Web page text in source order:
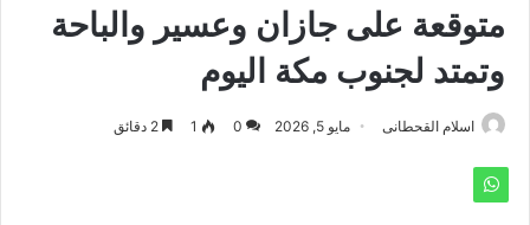
متوقعة على جازان وعسير والباحة
وتمتد لجنوب مكة اليوم
اسلام القحطانى مايو 5, 2026 0
1